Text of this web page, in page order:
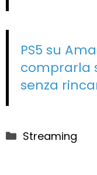
PS5 su
comprarla
senza
Categorie
Streaming